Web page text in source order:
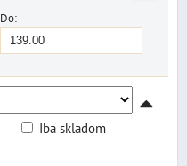
Do:
Iba skladom